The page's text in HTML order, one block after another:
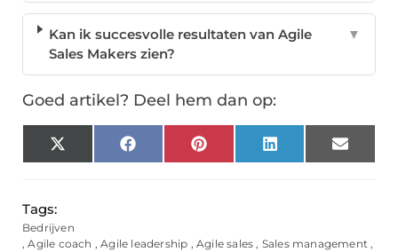
Kan ik succesvolle resultaten van Agile
Sales Makers zien?
▼
Goed artikel? Deel hem dan op:
X
(Twitter)
FacebookPinterest LinkedIn Email
Tags:
Bedrijven
,Agile coach ,Agile leadership ,Agile sales , Sales management ,